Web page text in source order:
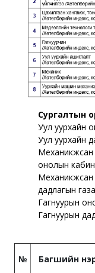
Сургалтын
Уул уурхайн
Уул уурхайн
Механикжсан
онолын
Механикжсан
дадлагын
Гагнуурын
Гагнуурын
№ Багшийн